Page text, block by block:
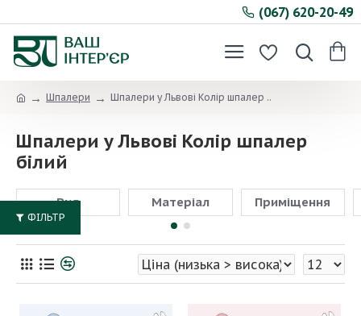
(067) 620-20-49
Шпалери Шпалери у Львові Колір шпалер ..
Шпалери у Львові Колір шпалер
білий
Вид Матеріал Приміщення
ФІЛЬТР